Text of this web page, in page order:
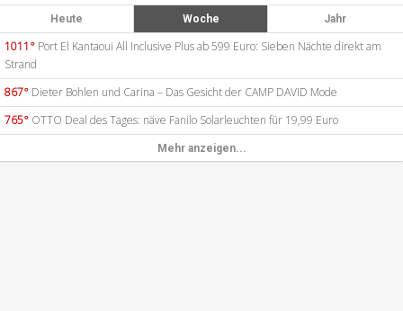
Heute Woche Jahr
1011° Port El Kantaoui All Inclusive Plus ab 599 Euro: Sieben Nächte direkt am
Strand
867° Dieter Bohlen und Carina – Das Gesicht der CAMP DAVID Mode
765° OTTO Deal des Tages: näve Fanilo Solarleuchten für 19,99 Euro
Mehr anzeigen...